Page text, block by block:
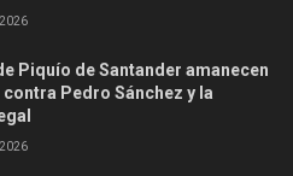
Piquío de Santander amanecen
Pedro Sánchez y la